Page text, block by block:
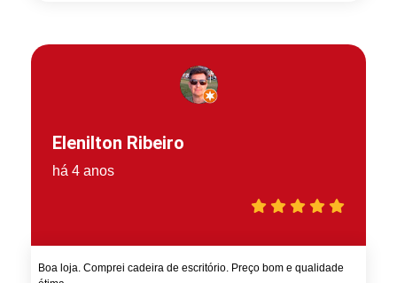
Elenilton Ribeiro
há 4 anos
Boa loja. Comprei cadeira de escritório. Preço bom e qualidade